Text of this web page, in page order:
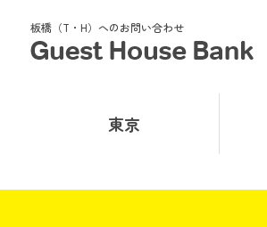
板橋（T・H）へのお問い合わせ
東京